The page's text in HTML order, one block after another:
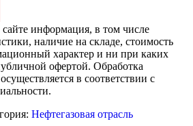
сайте информация, в том числе
наличие на складе, стоимость
характер и ни при каких
офертой. Обработка
в соответствии с
Нефтегазовая отрасль